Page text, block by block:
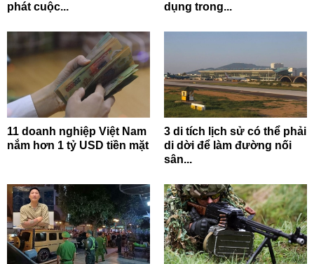
phát cuộc...
dụng trong...
11 doanh nghiệp Việt Nam
nắm hơn 1 tỷ USD tiền mặt
3 di tích lịch sử có thể phải
di dời để làm đường nối
sân...